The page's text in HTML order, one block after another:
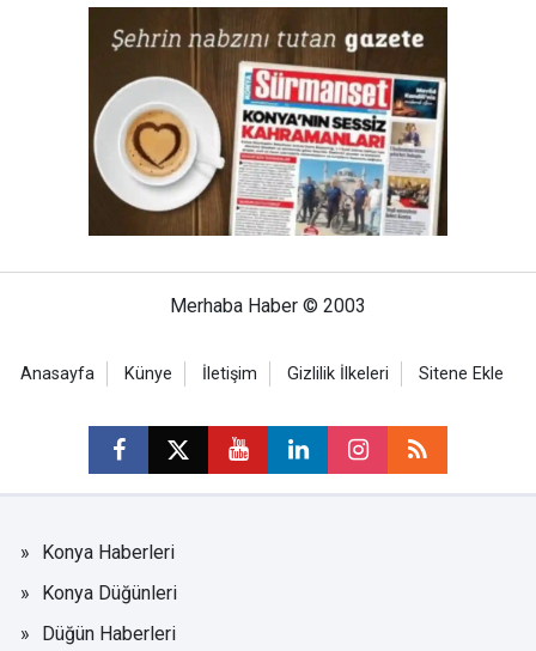
Merhaba Haber © 2003
Anasayfa Künye İletişim Gizlilik İlkeleri Sitene Ekle
Konya Haberleri
Konya Düğünleri
Düğün Haberleri